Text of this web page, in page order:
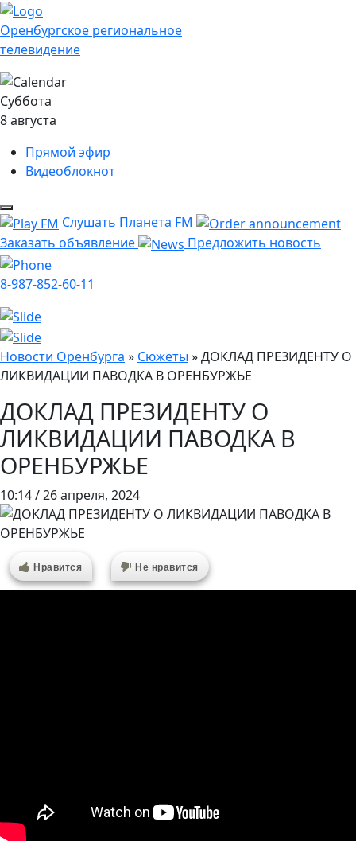
Оренбургское региональное
телевидение
Суббота
8 августа
Прямой эфир
Видеоблокнот
Слушать Планета FM
Заказать объявление
Предложить новость
8-987-852-60-11
Новости Оренбурга » Сюжеты »ДОКЛАД ПРЕЗИДЕНТУ О
ЛИКВИДАЦИИ ПАВОДКА В ОРЕНБУРЖЬЕ
ДОКЛАД ПРЕЗИДЕНТУ О
ЛИКВИДАЦИИ ПАВОДКА В
ОРЕНБУРЖЬЕ
10:14 / 26 апреля, 2024
Нравится Не нравится